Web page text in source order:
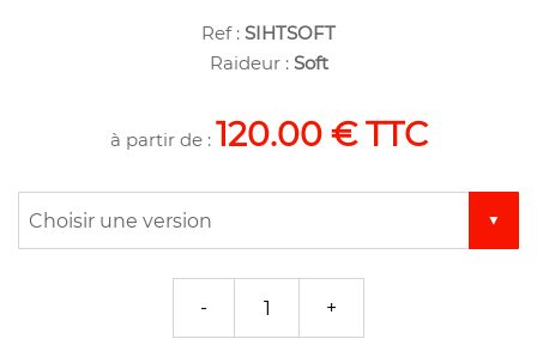
Ref : SIHTSOFT
Raideur : Soft
à partir de : 120.00 € TTC